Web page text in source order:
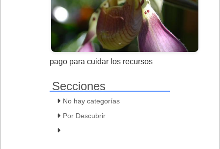
pago para cuidar los recursos
Secciones
No hay categorías
Por Descubrir